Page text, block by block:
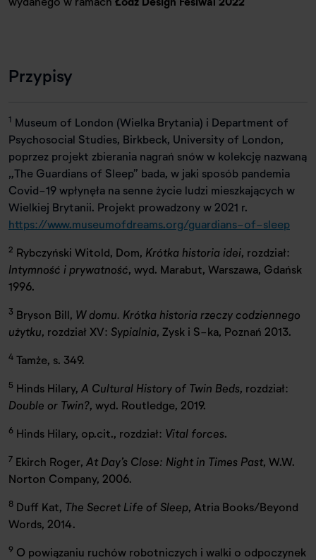
Przypisy
1 Museum of London (Wielka Brytania) i Department of
Psychosocial Studies, Birkbeck, University of London,
poprzez projekt zbierania nagrań snów w kolekcję nazwaną
„The Guardians of Sleep” bada, w jaki sposób pandemia
Covid-19 wpłynęła na senne życie ludzi mieszkających w
Wielkiej Brytanii. Projekt prowadzony w 2021 r.
https://www.museumofdreams.org/guardians-of-sleep
2 Rybczyński Witold, Dom, Krótka historia idei, rozdział:
Intymność i prywatność, wyd. Marabut, Warszawa, Gdańsk
1996.
3 Bryson Bill, W domu. Krótka historia rzeczy codziennego
użytku, rozdział XV: Sypialnia, Zysk i S-ka, Poznań 2013.
4 Tamże, s. 349.
5 Hinds Hilary, A Cultural History of Twin Beds, rozdział:
Double or Twin?, wyd. Routledge, 2019.
6 Hinds Hilary, op.cit., rozdział: Vital forces.
7 Ekirch Roger, At Day’s Close: Night in Times Past, W.W.
Norton Company, 2006.
8 Duff Kat, The Secret Life of Sleep, Atria Books/Beyond
Words, 2014.
9 O powiązaniu ruchów robotniczych i walki o odpoczynek